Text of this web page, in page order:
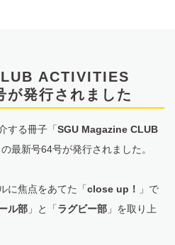
ACTIVITIES
発行されました
する冊子「SGU Magazine CLUB
の最新号64号が発行されました。
に焦点をあてた「close up！
」で
ル部 」と「ラグビー部 」を取り上